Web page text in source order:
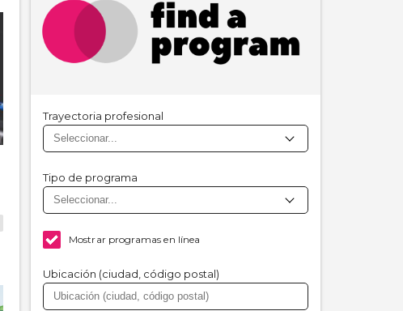
Trayectoria profesional
Tipo de programa
Mostrar programas en línea
Ubicación (ciudad, código postal)